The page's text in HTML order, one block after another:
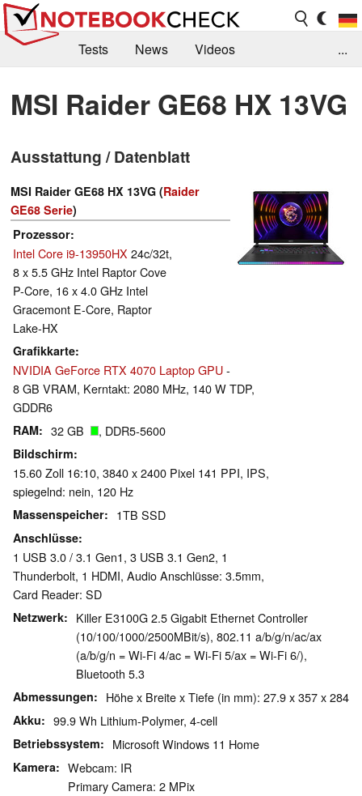
Tests News
Videos
Kaufberatung
Deals Suche
Jobs
Forum
...
MSI Raider GE68 HX 13VG
Ausstattung / Datenblatt
MSI Raider GE68 HX 13VG (Raider
GE68 Serie)
Prozessor
Intel Core i9-13950HX 24c/32t,
8 x 5.5 GHz Intel Raptor Cove
P-Core, 16 x 4.0 GHz Intel
Gracemont E-Core, Raptor
Lake-HX
Grafikkarte
NVIDIA GeForce RTX 4070 Laptop GPU-
8 GB VRAM, Kerntakt: 2080 MHz, 140 W TDP,
GDDR6
RAM 32 GB , DDR5-5600
Bildschirm
15.60 Zoll 16:10, 3840 x 2400 Pixel 141 PPI, IPS,
spiegelnd: nein, 120 Hz
Massenspeicher 1TB SSD
Anschlüsse
1 USB 3.0 / 3.1 Gen1, 3 USB 3.1 Gen2, 1
Thunderbolt, 1 HDMI, Audio Anschlüsse: 3.5mm,
Card Reader: SD
Netzwerk
Killer E3100G 2.5 Gigabit Ethernet Controller
(10/100/1000/2500MBit/s), 802.11 a/b/g/n/ac/ax
(a/b/g/n = Wi-Fi 4/ac = Wi-Fi 5/ax = Wi-Fi 6/),
Bluetooth 5.3
Abmessungen Höhe x Breite x Tiefe (in mm): 27.9 x 357 x 284
Akku 99.9 Wh Lithium-Polymer, 4-cell
Betriebssystem Microsoft Windows 11 Home
Kamera
Webcam: IR
Primary Camera: 2 MPix